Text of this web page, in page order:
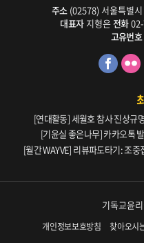
주소 (02578) 서울특별
대표자지형은 전화02-
고유번호
[연대활동] 세월호 참사 진상규
[기윤실 좋은나무] 카카오톡
[월간 WAYVE] 리뷰파도타기: 조
기독교윤
개인정보보호방침 찾아오시